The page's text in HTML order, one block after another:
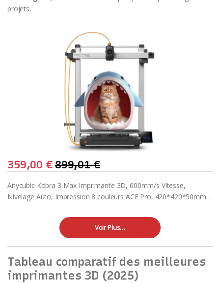
projets.
359,00€899,01€
Anycubic Kobra 3 Max Imprimante 3D, 600mm/s Vitesse,
Nivelage Auto, Impression 8 couleurs ACE Pro, 420*420*50mm…
Voir Plus…
Tableau comparatif des meilleures
imprimantes 3D (2025)